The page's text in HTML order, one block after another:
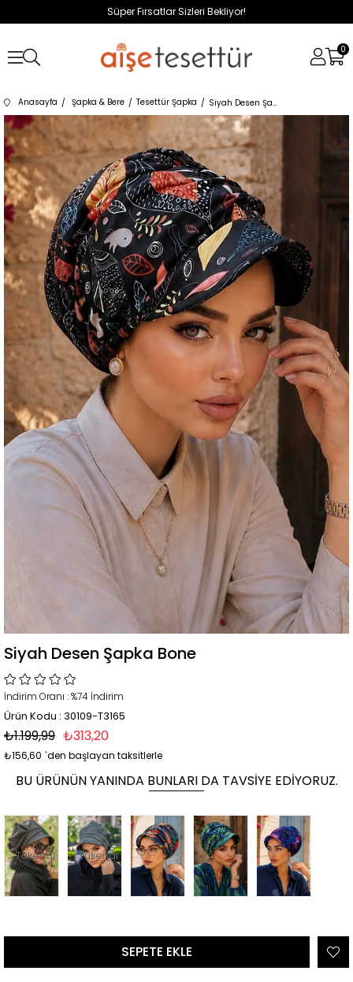
Süper Fırsatlar Sizleri Bekliyor!
0
Anasayfa Şapka & Bere Tesettür Şapka Siyah Desen Şapka Bone
Siyah Desen Şapka Bone
İndirim Oranı :%74 İndirim
Ürün Kodu : 30109-T3165
₺1.199,99 ₺313,20
₺156,60 `den başlayan taksitlerle
BU ÜRÜNÜN YANINDA BUNLARI DA TAVSIYE EDIYORUZ.
Tükendi Tükendi